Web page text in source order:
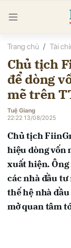
Trang chủ Tài
Chủ tịch
để dòng
mẽ trên
Tuệ Giang
22:22 13/08/2025
Chủ tịch
hiệu dòng vốn
xuất hiện.
các nhà đầu
thế hệ nhà
mở quan tâm
luận